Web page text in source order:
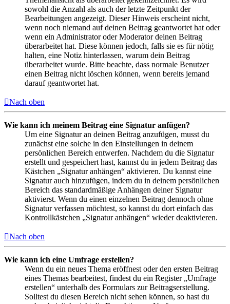
sowohl die Anzahl als auch der letzte Zeitpunkt der
Bearbeitungen angezeigt. Dieser Hinweis erscheint nicht,
wenn noch niemand auf deinen Beitrag geantwortet hat oder
wenn ein Administrator oder Moderator deinen Beitrag
überarbeitet hat. Diese können jedoch, falls sie es für nötig
halten, eine Notiz hinterlassen, warum dein Beitrag
überarbeitet wurde. Bitte beachte, dass normale Benutzer
einen Beitrag nicht löschen können, wenn bereits jemand
darauf geantwortet hat.
Nach oben
Wie kann ich meinem Beitrag eine Signatur anfügen?
Um eine Signatur an deinen Beitrag anzufügen, musst du
zunächst eine solche in den Einstellungen in deinem
persönlichen Bereich entwerfen. Nachdem du die Signatur
erstellt und gespeichert hast, kannst du in jedem Beitrag das
Kästchen „Signatur anhängen“ aktivieren. Du kannst eine
Signatur auch hinzufügen, indem du in deinem persönlichen
Bereich das standardmäßige Anhängen deiner Signatur
aktivierst. Wenn du einen einzelnen Beitrag dennoch ohne
Signatur verfassen möchtest, so kannst du dort einfach das
Kontrollkästchen „Signatur anhängen“ wieder deaktivieren.
Nach oben
Wie kann ich eine Umfrage erstellen?
Wenn du ein neues Thema eröffnest oder den ersten Beitrag
eines Themas bearbeitest, findest du ein Register „Umfrage
erstellen“ unterhalb des Formulars zur Beitragserstellung.
Solltest du diesen Bereich nicht sehen können, so hast du